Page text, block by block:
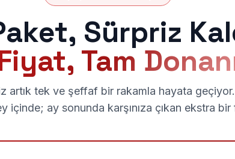
Sürpriz
Tam
artık tek ve şeffaf bir rakamla hayata geçiyor.
içinde; ay sonunda karşınıza çıkan ekstra